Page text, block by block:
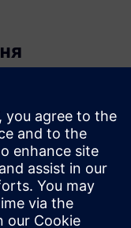
точну,
оптимізацію
стилів
ресурсів та